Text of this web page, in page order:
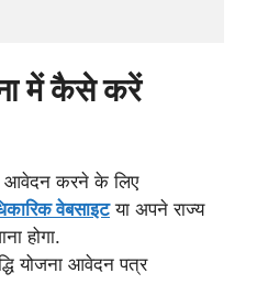
में कैसे करें
करने के लिए
वेबसाइटया अपने राज्य
होगा.
योजना आवेदन पत्र